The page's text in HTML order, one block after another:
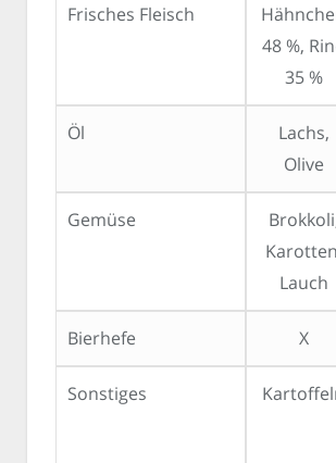
Frisches Fleisch
48 %,
35 %
Öl
Lachs,
Olive
Gemüse
Lauch
Bierhefe X
Sonstiges